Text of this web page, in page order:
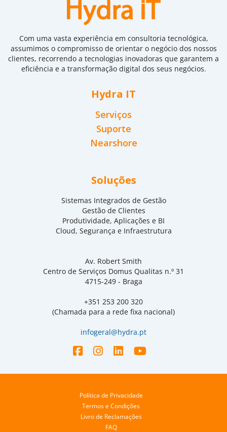
Com uma vasta experiência em consultoria tecnológica,
assumimos o compromisso de orientar o negócio dos nossos
clientes, recorrendo a tecnologias inovadoras que garantem a
eficiência e a transformação digital dos seus negócios.
Hydra IT
Serviços
Suporte
Nearshore
Soluções
Sistemas Integrados de Gestão
Gestão de Clientes
Produtividade, Aplicações e BI
Cloud, Segurança e Infraestrutura
Av. Robert Smith
Centro de Serviços Domus Qualitas n.º 31
4715-249 - Braga
+351 253 200 320
(Chamada para a rede fixa nacional)
infogeral@hydra.pt
Política de Privacidade
Termos e Condições
Livro de Reclamações
FAQ